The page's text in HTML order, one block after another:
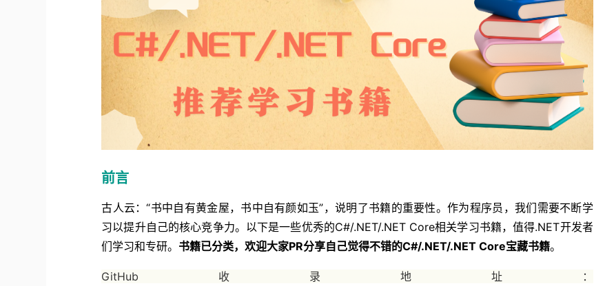
前言
古人云：“书中自有黄金屋，书中自有颜如玉”，说明了书籍的重要性。作为程序员，我们需要不断学
习以提升自己的核心竞争力。以下是一些优秀的C#/.NET/.NET Core相关学习书籍，值得.NET开发者
们学习和专研。 书籍已分类，欢迎大家PR分享自己觉得不错的C#/.NET/.NET Core宝藏书籍。
GitHub收录地址：